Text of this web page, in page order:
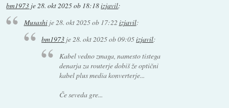
bm1973 je28. okt 2025 ob 18:18izjavil:
Musashije28. okt 2025 ob 17:22 izjavil:
bm1973 je28. okt 2025 ob 09:05izjavil:
Kabel vedno zmaga, namesto tistega
denarja za routerje dobiš že optični
kabel plus media konverterje...
Če seveda gre...